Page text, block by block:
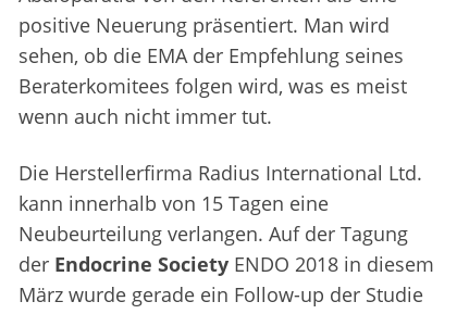
positive Neuerung präsentiert. Man wird
sehen, ob die EMA der Empfehlung seines
Beraterkomitees folgen wird, was es meist
wenn auch nicht immer tut.
Die Herstellerfirma Radius International Ltd.
kann innerhalb von 15 Tagen eine
Neubeurteilung verlangen. Auf der Tagung
der Endocrine Society ENDO 2018 in diesem
März wurde gerade ein Follow-up der Studie